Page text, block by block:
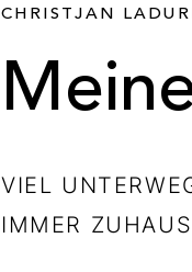
CHRISTJAN
VIEL
IMMER